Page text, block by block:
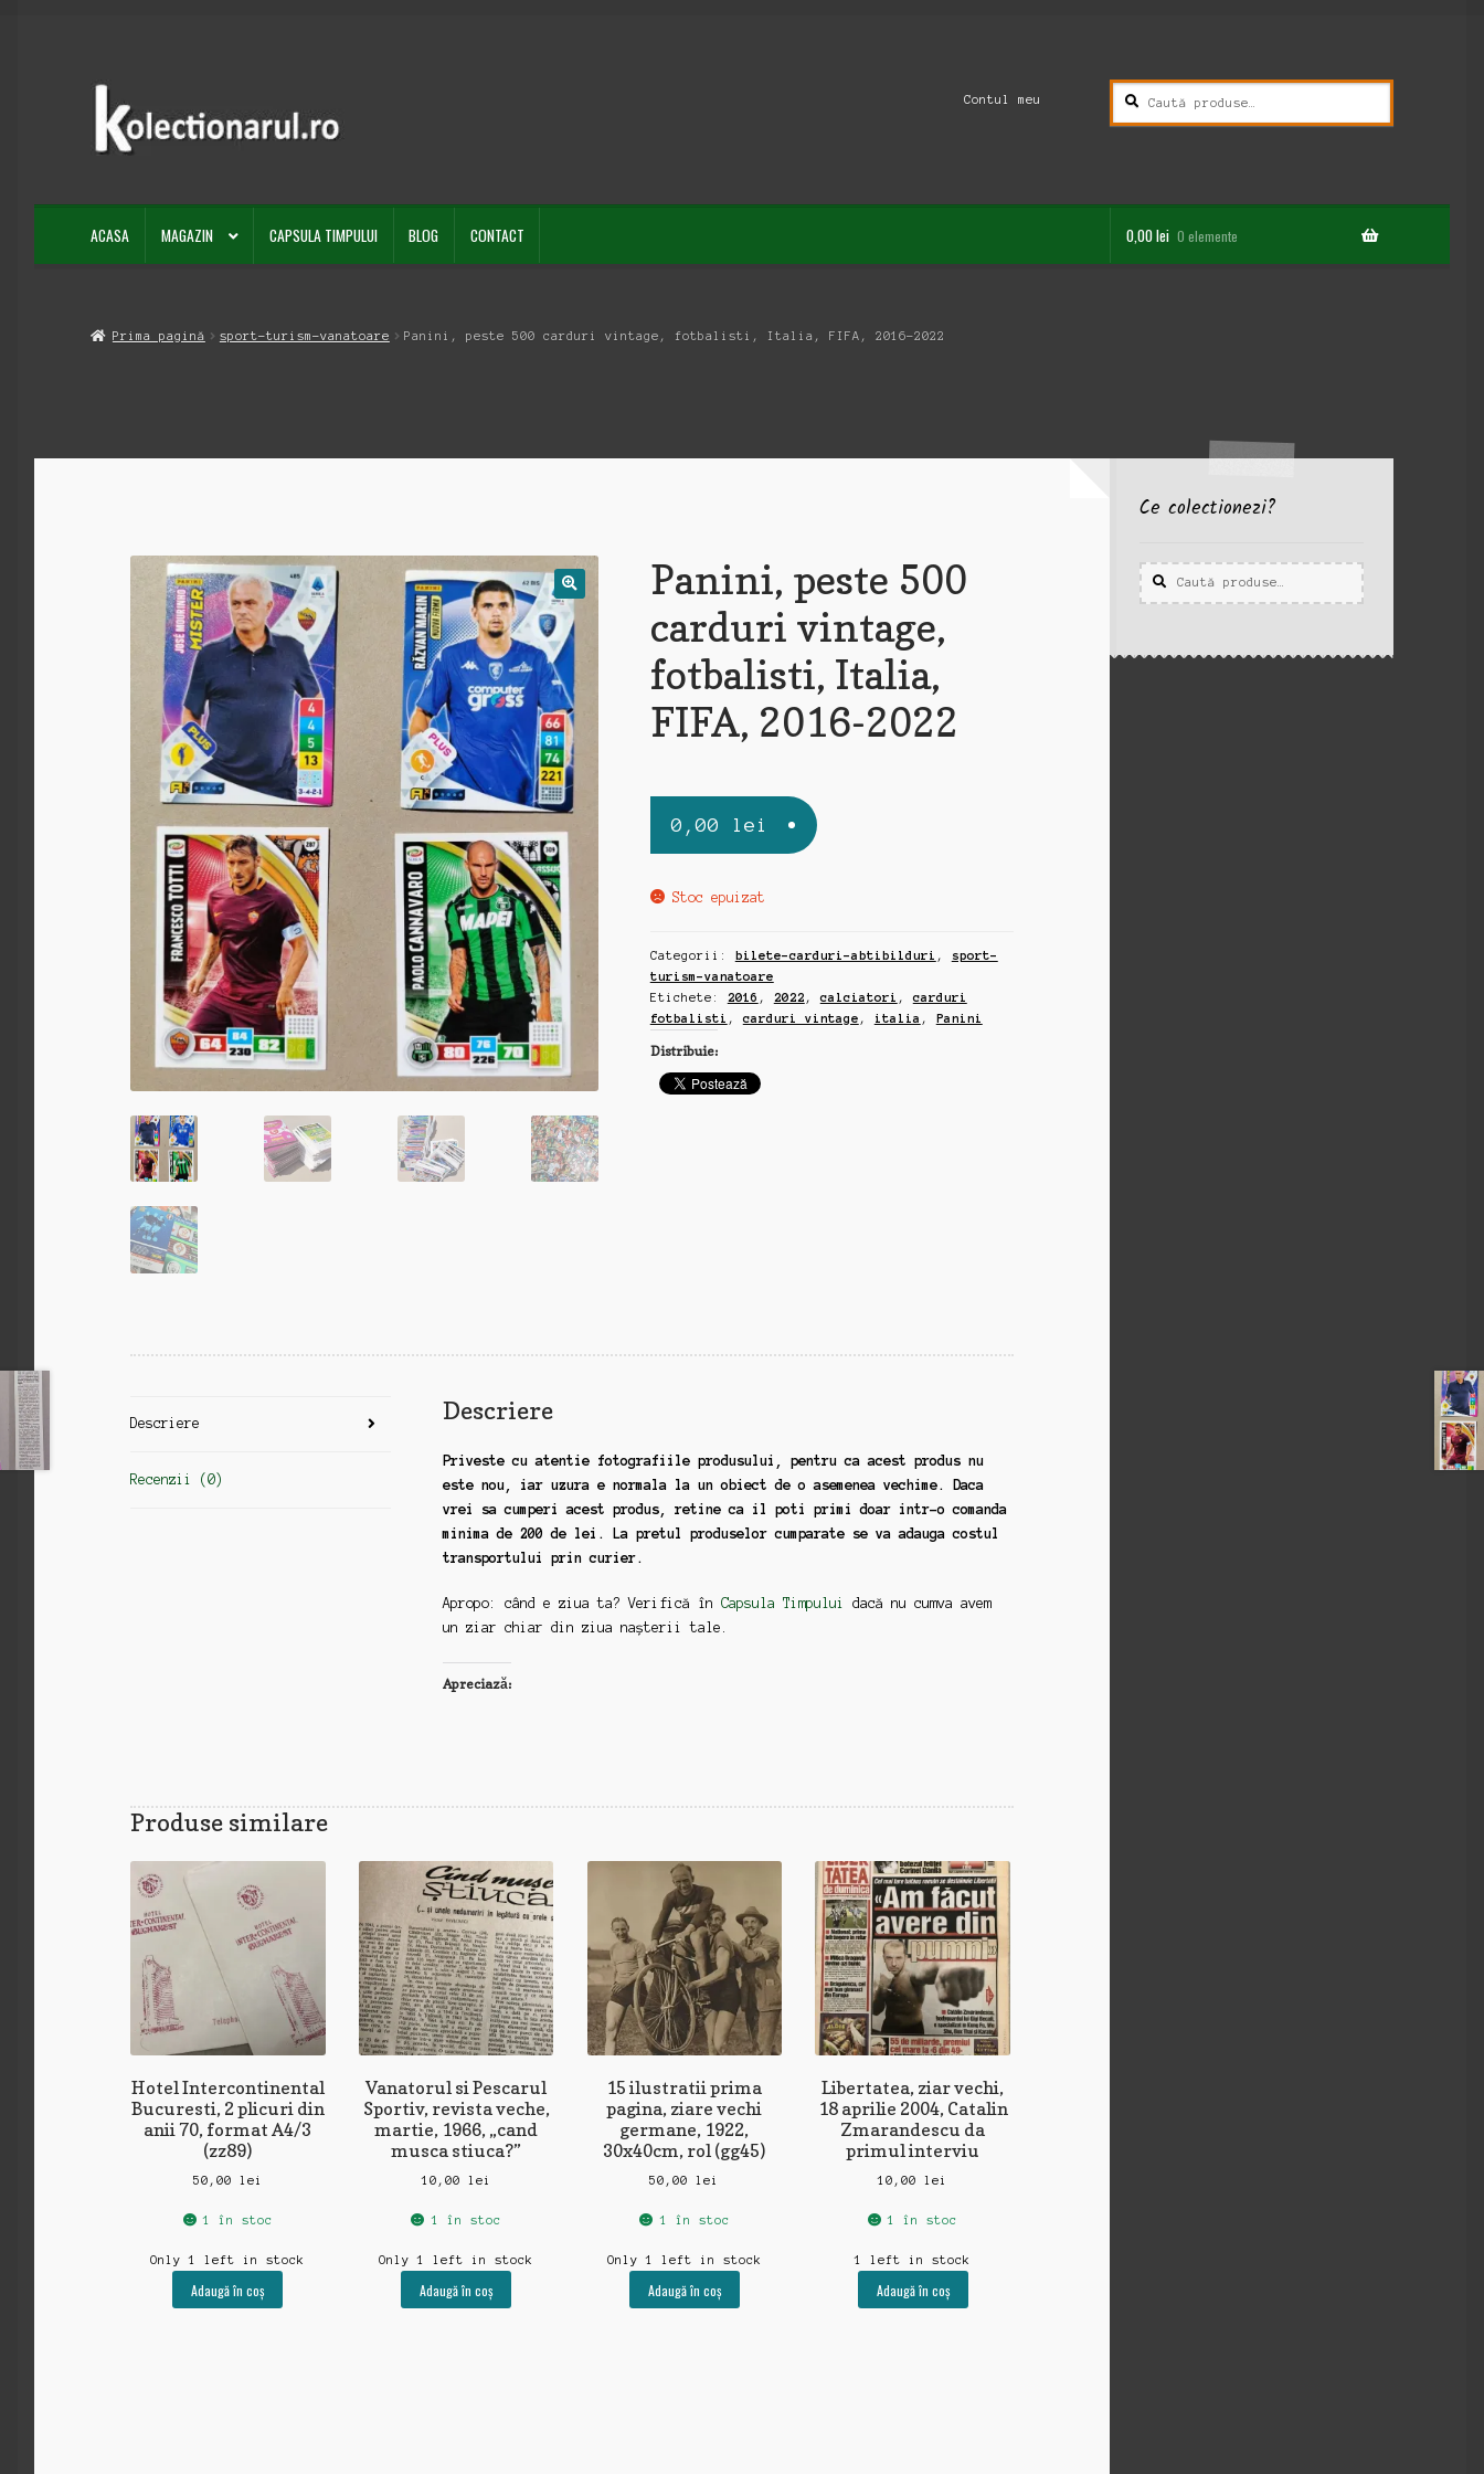
Sari
navigare
Sari
conținut
Contul meu
Caută
după:
Caută
ACASA MAGAZIN CAPSULA TIMPULUI BLOG CONTACT 0,00lei 0 elemente
Prima pagină sport-turism-vanatoare Panini, peste 500 carduri vintage, fotbalisti, Italia, FIFA, 2016-2022
Panini, peste 500
carduri vintage,
fotbalisti, Italia,
FIFA, 2016-2022
0,00 lei
Stoc epuizat
Categorii: bilete-carduri-abtibilduri ,
sport-
turism-vanatoare
Etichete: 2016 , 2022 ,calciatori ,carduri
fotbalisti ,carduri vintage , italia , Panini
Distribuie:
Descriere
Recenzii (0)
Descriere
Priveste cu atentie fotografiile produsului, pentru ca acest produs nu
este nou, iar uzura e normala la un obiect de o asemenea vechime. Daca
vrei sa cumperi acest produs, retine ca il poti primi doar intr-o comanda
minima de 200 de lei. La pretul produselor cumparate se va adauga costul
transportului prin curier.
Apropo: când e ziua ta? Verifică în Capsula Timpului
dacă nu cumva avem
un ziar chiar din ziua nașterii tale.
Apreciază:
Produse similare
Hotel Intercontinental
Bucuresti, 2 plicuri din
anii 70, format A4/3
(zz89)
50,00 lei
1 în stoc
Only 1 left in stock
Adaugă în coș
Vanatorul si Pescarul
Sportiv, revista veche,
martie, 1966, „cand
musca stiuca?”
10,00 lei
1 în stoc
Only 1 left in stock
Adaugă în coș
15 ilustratii prima
pagina, ziare vechi
germane, 1922,
30x40cm, rol (gg45)
50,00lei
1 în stoc
Only 1 left in stock
Adaugă în coș
Libertatea, ziar vechi,
18 aprilie 2004, Catalin
Zmarandescu da
primul interviu
10,00lei
1 în stoc
1 left in stock
Adaugă în coș
Ce colectionezi?
Caută
după:
Caută